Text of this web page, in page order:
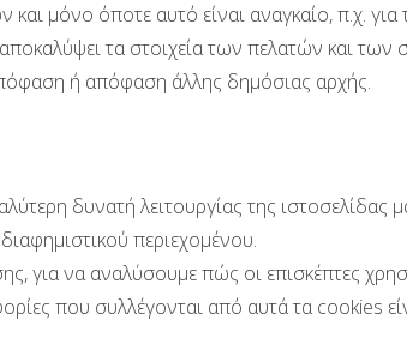
μόνο όποτε αυτό είναι αναγκαίο, π.χ.
τα στοιχεία των πελατών και
ή απόφαση άλλης δημόσιας αρχής.
δυνατή λειτουργίας της
περιεχομένου.
για να αναλύσουμε πώς οι επισκέπτες
που συλλέγονται από αυτά τα cookies